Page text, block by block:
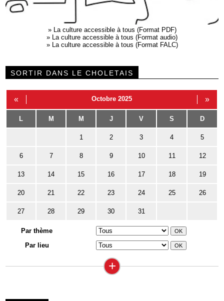
» La culture accessible à tous (Format PDF)
» La culture accessible à tous (Format audio)
» La culture accessible à tous (Format FALC)
SORTIR DANS LE CHOLETAIS
« Octobre 2025 »
L M M J V S D
1 2 3 4 5
6 7 8 9 10 11 12
13 14 15 16 17 18 19
20 21 22 23 24 25 26
27 28 29 30 31
Par thème
Par lieu
+